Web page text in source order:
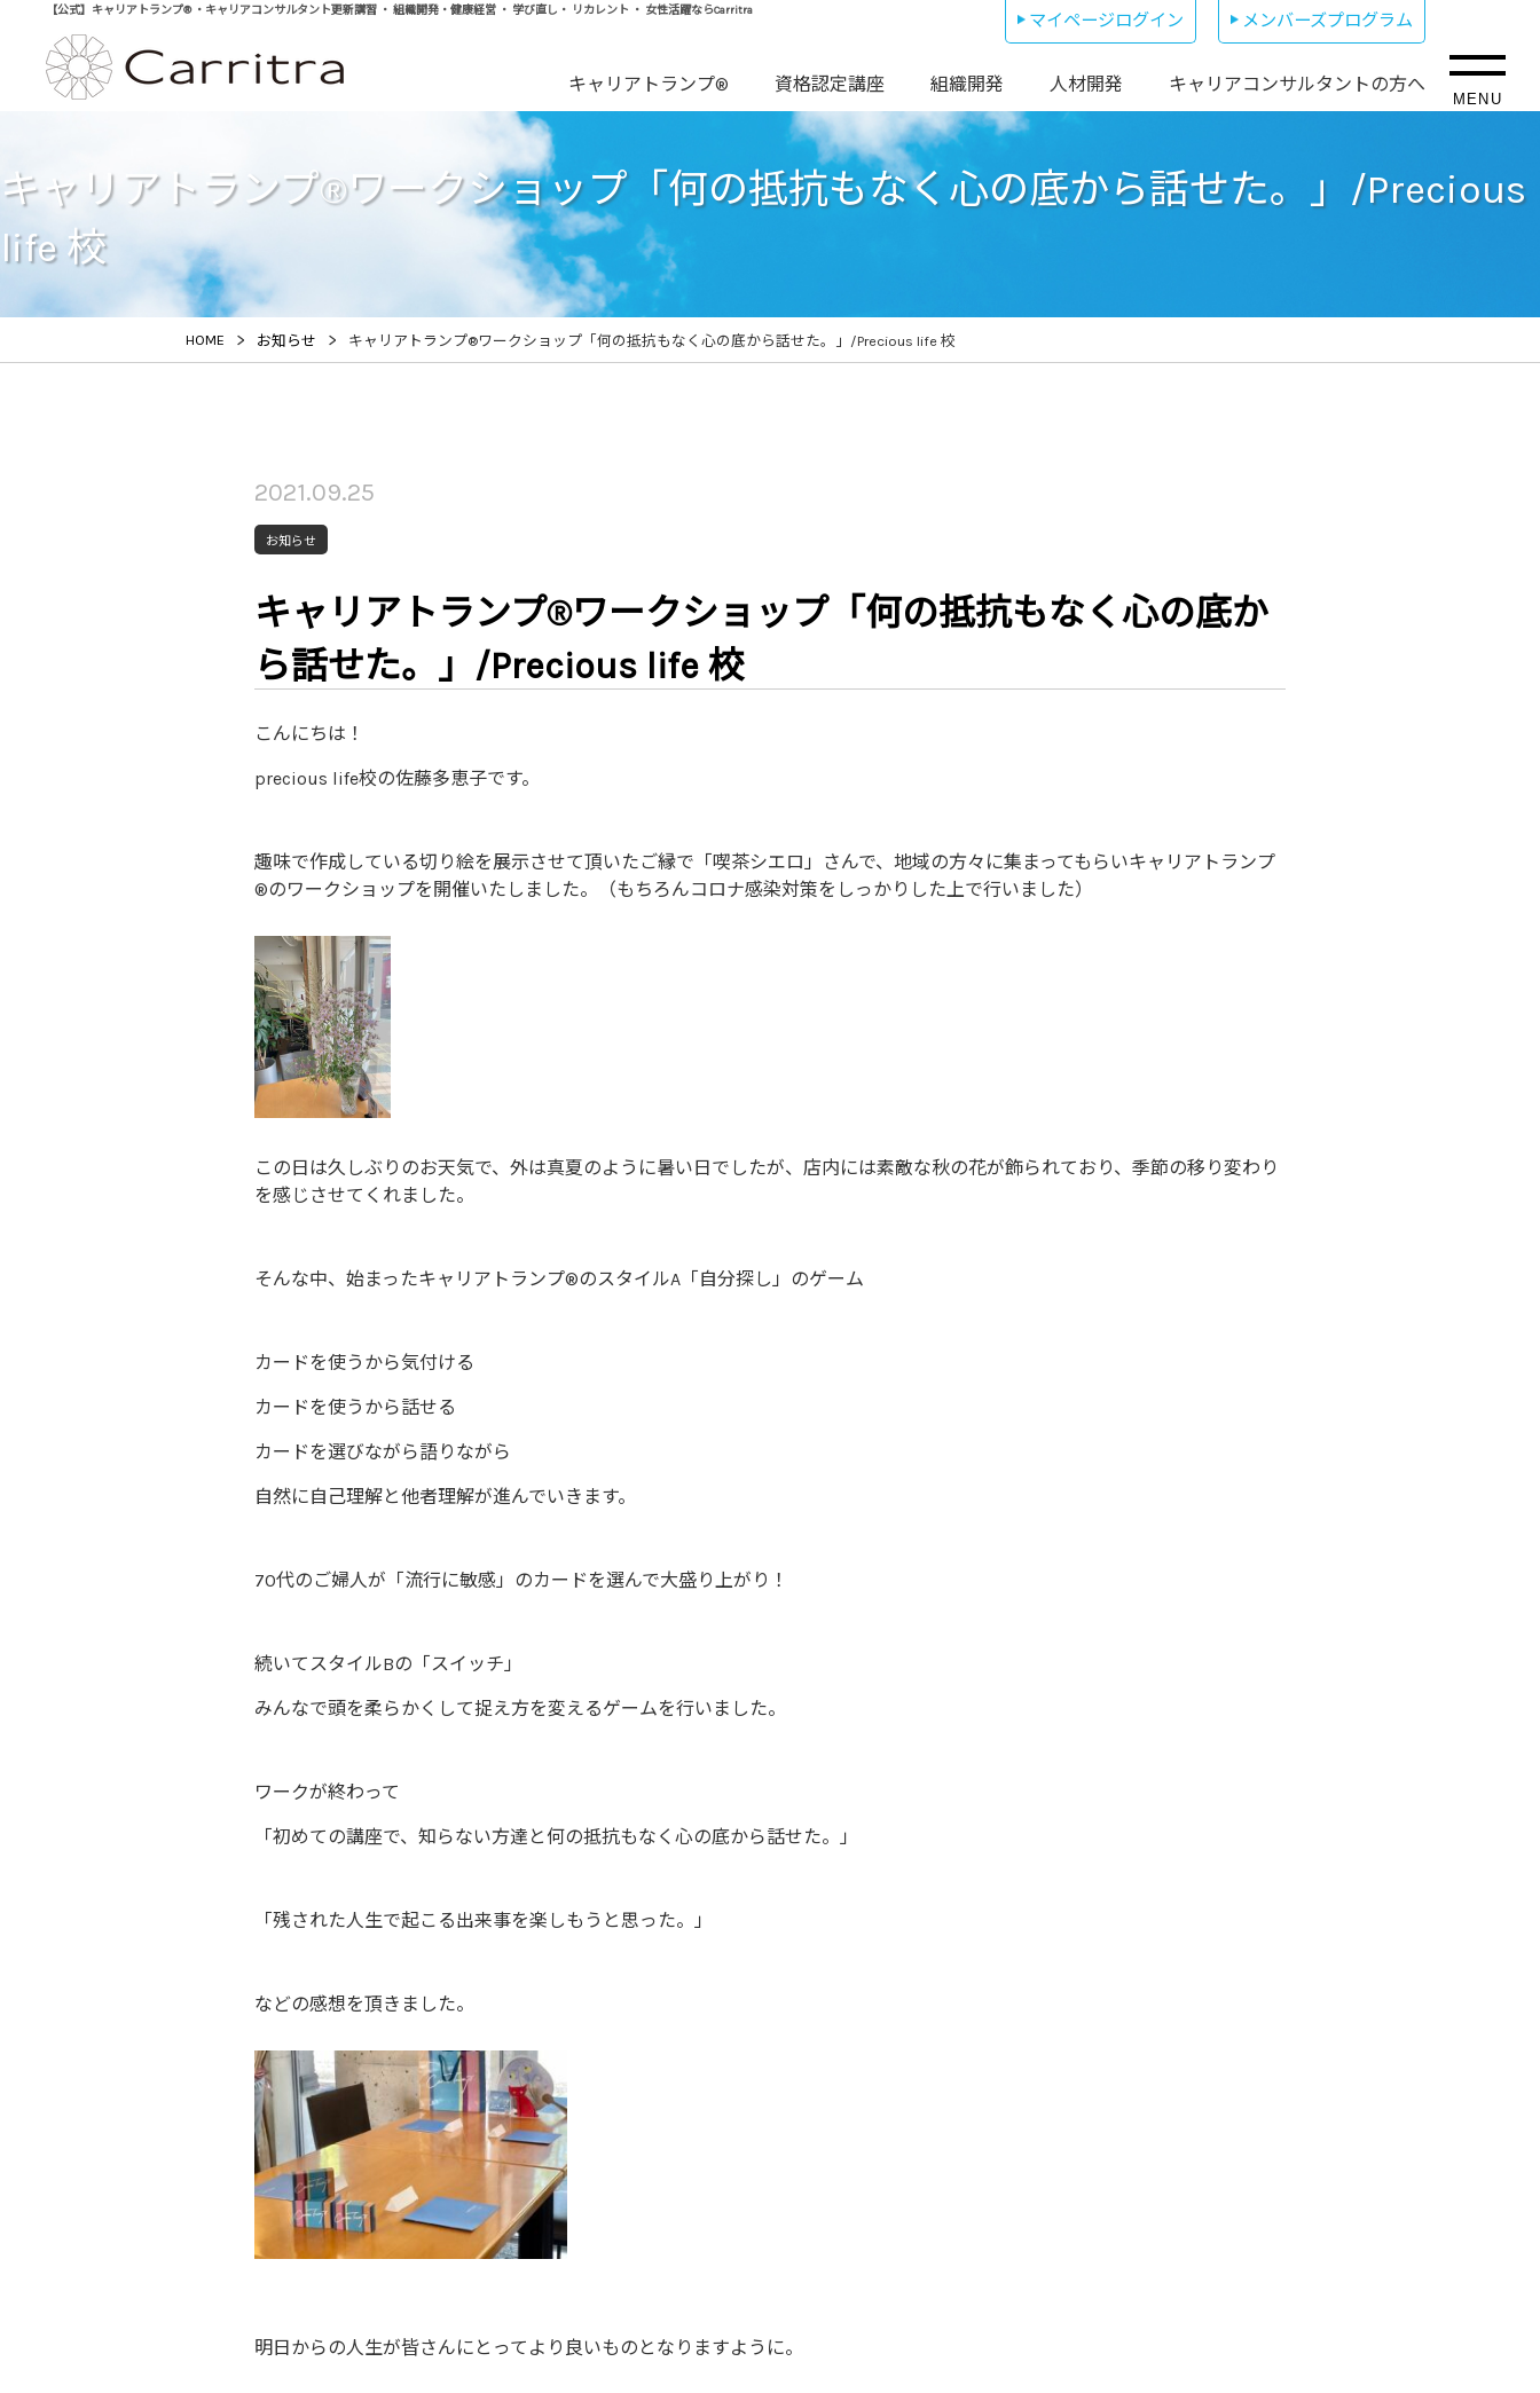
【公式】キャリアトランプ® ・キャリアコンサルタント更新講習 ・ 組織開発・健康経営 ・ 学び直し・ リカレント ・ 女性活躍ならCarritra マイページログイン メンバーズプログラム
キャリアトランプ® 資格認定講座 組織開発 人材開発 キャリアコンサルタントの方へ
MENU
キャリアトランプ®ワークショップ「何の抵抗もなく心の底から話せた。」/Precious
life 校
HOME > お知らせ > キャリアトランプ®ワークショップ「何の抵抗もなく心の底から話せた。」/Precious life 校
2021.09.25
お知らせ
キャリアトランプ®ワークショップ「何の抵抗もなく心の底か
ら話せた。」/Precious life 校
こんにちは！
precious life校の佐藤多恵子です。
趣味で作成している切り絵を展示させて頂いたご縁で「喫茶シエロ」さんで、地域の方々に集まってもらいキャリアトランプ
®のワークショップを開催いたしました。（もちろんコロナ感染対策をしっかりした上で行いました）
この日は久しぶりのお天気で、外は真夏のように暑い日でしたが、店内には素敵な秋の花が飾られており、季節の移り変わり
を感じさせてくれました。
そんな中、始まったキャリアトランプ®のスタイルA「自分探し」のゲーム
カードを使うから気付ける
カードを使うから話せる
カードを選びながら語りながら
自然に自己理解と他者理解が進んでいきます。
70代のご婦人が「流行に敏感」のカードを選んで大盛り上がり！
続いてスタイルBの「スイッチ」
みんなで頭を柔らかくして捉え方を変えるゲームを行いました。
ワークが終わって
「初めての講座で、知らない方達と何の抵抗もなく心の底から話せた。」
「残された人生で起こる出来事を楽しもうと思った。」
などの感想を頂きました。
明日からの人生が皆さんにとってより良いものとなりますように。